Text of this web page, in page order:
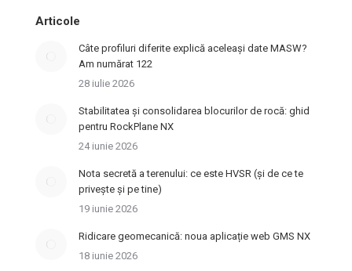
Articole
Câte profiluri diferite explică aceleași date MASW?
Am numărat 122
28 iulie 2026
Stabilitatea și consolidarea blocurilor de rocă: ghid
pentru RockPlane NX
24 iunie 2026
Nota secretă a terenului: ce este HVSR (și de ce te
privește și pe tine)
19 iunie 2026
Ridicare geomecanică: noua aplicație web GMS NX
18 iunie 2026